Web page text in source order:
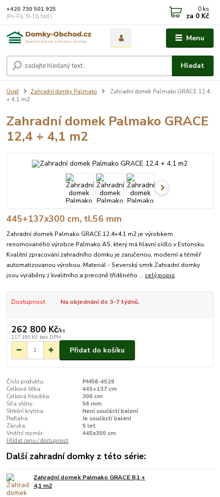
Menu
Hledat
+420 730 501 925
(Po-Pá, 8-16 hod.)
0 ks
za 0 Kč
Úvod Zahradní domky Palmako
Zahradní domek Palmako GRACE 12,4
+ 4,1 m2
Zahradní domek Palmako GRACE
12,4 + 4,1 m2
445+137x300 cm, tl.56 mm
Zahradní domek Palmako GRACE 12,4+4,1 m2 je výrobkem
renomovaného výrobce Palmako AS, který má hlavní sídlo v Estonsku.
Kvalitní zpracování zahradního domku je zaručenou, moderní a téměř
automatizovanou výrobou. Materiál - Severský smrk Zahradní domky
jsou vyráběny z kvalitního a precizně tříděného ... celý popis
Dostupnost Na objednání do 3-7 týdnů.
262 800 Kč/ks
217 190 Kč bez DPH
Přidat do košíku
Číslo produktu:
PM56-4529
Celková šířka:
445+137 cm
Celková hloubka:
300 cm
Síla stěny:
56 mm
Střešní krytina:
Není součástí balení
Podlaha:
Je součástí balení
Záruka:
5 let
Vnitřní rozměr:
445x300 cm
Hlídat cenu / dostupnost
Další zahradní domky z této série:
Zahradní domek Palmako GRACE 8,1 +
4,1 m2